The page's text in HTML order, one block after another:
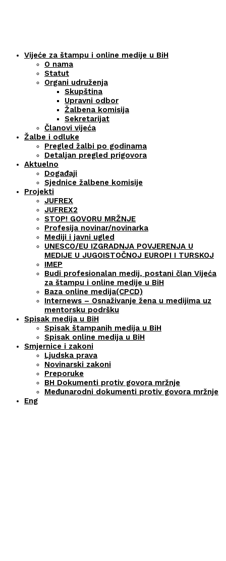
Vijeće za štampu i online medije u BiH
O nama
Statut
Organi udruženja
Skupština
Upravni odbor
Žalbena komisija
Sekretarijat
Članovi vijeća
Žalbe i odluke
Pregled žalbi po godinama
Detaljan pregled prigovora
Aktuelno
Događaji
Sjednice žalbene komisije
Projekti
JUFREX
JUFREX2
STOP! GOVORU MRŽNJE
Profesija novinar/novinarka
Mediji i javni ugled
UNESCO/EU IZGRADNJA POVJERENJA U
MEDIJE U JUGOISTOČNOJ EUROPI I TURSKOJ
IMEP
Budi profesionalan medij, postani član Vijeća
za štampu i online medije u BiH
Baza online medija(CPCD)
Internews – Osnaživanje žena u medijima uz
mentorsku podršku
Spisak medija u BiH
Spisak štampanih medija u BiH
Spisak online medija u BiH
Smjernice i zakoni
Ljudska prava
Novinarski zakoni
Preporuke
BH Dokumenti protiv govora mržnje
Međunarodni dokumenti protiv govora mržnje
Eng